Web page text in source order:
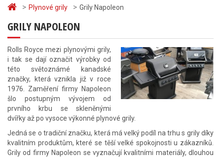
> Plynové grily > Grily Napoleon
GRILY NAPOLEON
Rolls Royce mezi plynovými grily,
i tak se dají označit výrobky od
této světoznámé kanadské
značky, která vznikla již v roce
1976. Zaměření firmy Napoleon
šlo postupným vývojem od
prvního krbu se skleněnými
dvířky až po vysoce výkonné plynové grily.
Jedná se o tradiční značku, která má velký podíl na trhu s grily díky
kvalitním produktům, které se těší velké spokojnosti u zákazníků.
Grily od firmy Napoleon se vyznačují kvalitními materiály, dlouhou